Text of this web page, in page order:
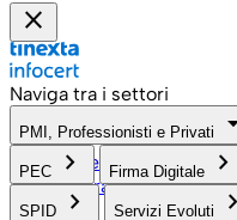
close
Naviga tra i settori
PMI, Professionisti e Privati
PMI, Professionisti e Privati
Amministrazione
PEC keyboard_arrow_right Firma Digitale keyboard_arrow_right
SPID keyboard_arrow_right Servizi Evoluti keyboard_arrow_right